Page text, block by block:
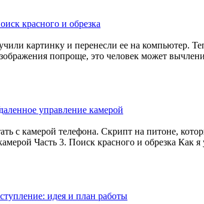
красного и обрезка
картинку и перенесли ее на компьютер.
попроще, это человек может
управление камерой
с камерой телефона. Скрипт на питоне,
Часть 3. Поиск красного и обрезка Как
идея и план работы